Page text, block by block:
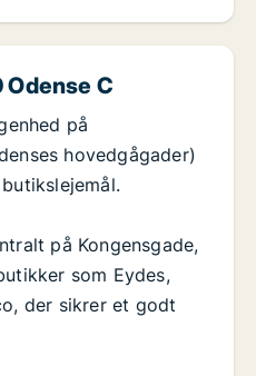
C
på
hovedgågader)
på Kongensgade,
som Eydes,
der sikrer et godt